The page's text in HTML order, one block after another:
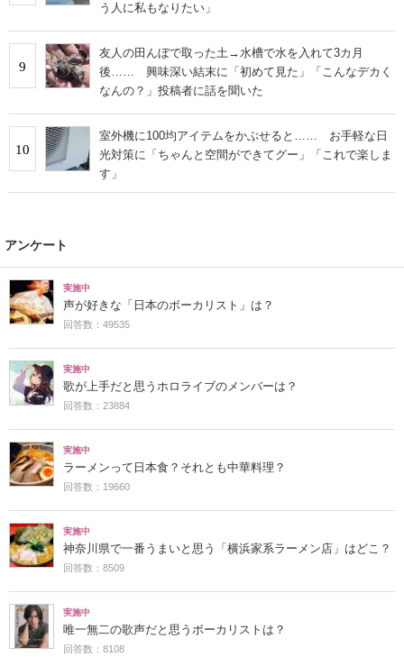
う人に私もなりたい」
9
友人の田んぼで取った土→水槽で水を入れて3カ月
後…… 興味深い結末に「初めて見た」「こんなデカく
なんの？」投稿者に話を聞いた
10
室外機に100均アイテムをかぶせると…… お手軽な日
光対策に「ちゃんと空間ができてグー」「これで楽しま
す」
アンケート
実施中
声が好きな「日本のボーカリスト」は？
回答数：49535
実施中
歌が上手だと思うホロライブのメンバーは？
回答数：23884
実施中
ラーメンって日本食？それとも中華料理？
回答数：19660
実施中
神奈川県で一番うまいと思う「横浜家系ラーメン店」はどこ？
回答数：8509
実施中
唯一無二の歌声だと思うボーカリストは？
回答数：8108